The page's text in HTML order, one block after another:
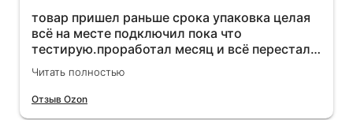
товар пришел раньше срока упаковка целая
всё на месте подключил пока что
тестирую.проработал месяц и всё перестал
работать прибавился расход топлива , очень
жаль деньги на ветер
Читать полностью
Отзыв Ozon